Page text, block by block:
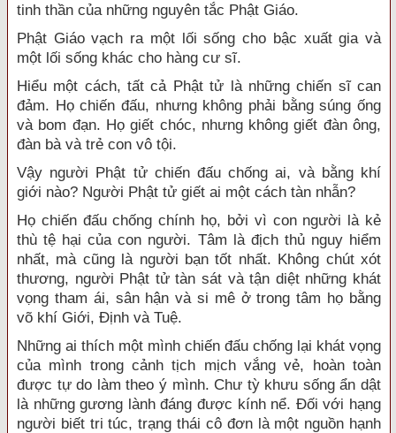
tinh thần của những nguyên tắc Phật Giáo.
Phật Giáo vạch ra một lối sống cho bậc xuất gia và
một lối sống khác cho hàng cư sĩ.
Hiểu một cách, tất cả Phật tử là những chiến sĩ can
đảm. Họ chiến đấu, nhưng không phải bằng súng ống
và bom đạn. Họ giết chóc, nhưng không giết đàn ông,
đàn bà và trẻ con vô tội.
Vậy người Phật tử chiến đấu chống ai, và bằng khí
giới nào? Người Phật tử giết ai một cách tàn nhẫn?
Họ chiến đấu chống chính họ, bởi vì con người là kẻ
thù tệ hại của con người. Tâm là địch thủ nguy hiểm
nhất, mà cũng là người bạn tốt nhất. Không chút xót
thương, người Phật tử tàn sát và tận diệt những khát
vọng tham ái, sân hận và si mê ở trong tâm họ bằng
võ khí Giới, Định và Tuệ.
Những ai thích một mình chiến đấu chống lại khát vọng
của mình trong cảnh tịch mịch vắng vẻ, hoàn toàn
được tự do làm theo ý mình. Chư tỳ khưu sống ẩn dật
là những gương lành đáng được kính nể. Đối với hạng
người biết tri túc, trạng thái cô đơn là một nguồn hạnh